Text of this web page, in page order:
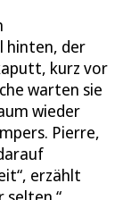
hinten, der
kurz vor
warten sie
wieder
Pierre,
erzählt